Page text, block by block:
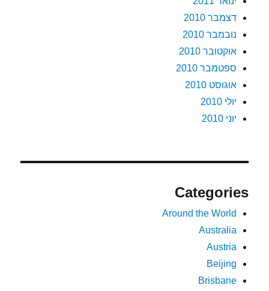
דצמבר 2010
נובמבר 2010
אוקטובר 2010
ספטמבר 2010
אוגוסט 2010
יולי 2010
יוני 2010
Categories
Around the World
Australia
Austria
Beijing
Brisbane